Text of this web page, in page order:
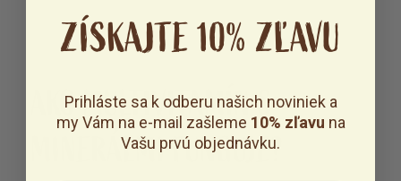
AKO MULTIVITAMÍN S
MINERÁLMI FUNGUJE?
ZÍSKAJTE 10% ZĽAVU
Prihláste sa k odberu našich noviniek a
my Vám na e-mail zašleme 10% zľavu na
Vašu prvú objednávku.